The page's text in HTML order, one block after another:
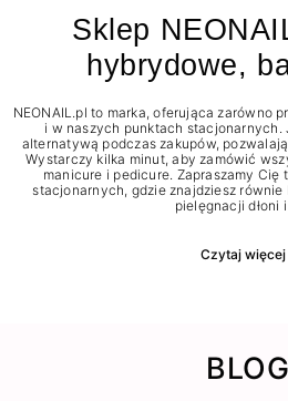
Sklep
hybrydowe,
NEONAIL.pl to marka, oferująca zarówno
i w naszych punktach stacjonarnych.
alternatywą podczas zakupów,
Wystarczy kilka minut, aby zamówić
manicure i pedicure. Zapraszamy Cię
stacjonarnych, gdzie znajdziesz
pielęgnacji dłoni i
Czytaj więcej
BLOG